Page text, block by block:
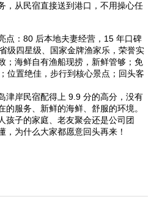
，从民宿直接送到港口，不用操心任
点：80 后本地夫妻经营，15 年口碑
级四星级、国家金牌渔家乐，荣誉实
；海鲜自有渔船现捞，新鲜管够；免
位置绝佳，步行到核心景点；回头客
津岸民宿配得上 9.9 分的高分，没有
服务、新鲜的海鲜、舒服的环境。
孩子的家庭、老友聚会还是公司团
为什么大家都愿意回头再来！